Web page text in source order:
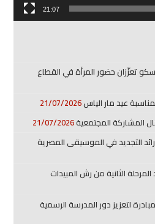
21:07
تعزّزان حضور المرأة في القطاع
عيد مار الياس21/07/2026
المشاركة المجتمعية21/07/2026
التجديد في الموسيقى المصرية
الثانية من رش المبيدات
لتعزيز دور المدرسة الرسمية